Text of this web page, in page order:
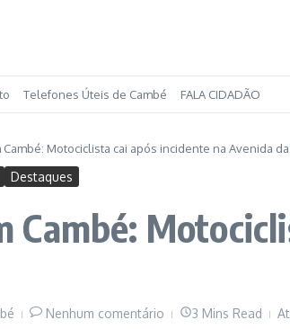
Telefones Úteis de Cambé FALA CIDADÃO
Motociclista cai após incidente na Avenida
Destaques
Cambé:
Nenhum comentário 3 Mins Read